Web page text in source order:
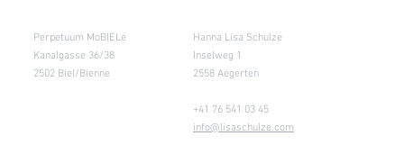
Perpetuum MoBIELe
Kanalgasse 36/38
2502 Biel/Bienne
Hanna Lisa Schulze
Inselweg 1
2558 Aegerten
+41 76 541 03 45
info@lisaschulze.com